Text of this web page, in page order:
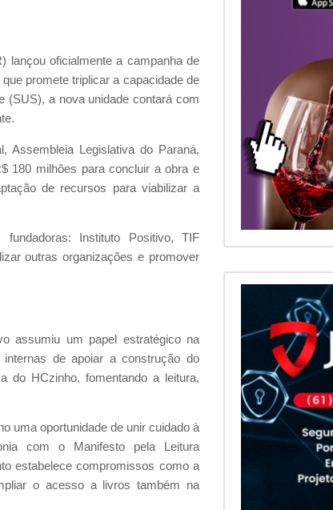
lançou oficialmente a campanha de
promete triplicar a capacidade de
(SUS), a nova unidade contará com
Legislativa do Paraná,
180 milhões para concluir a obra e
de recursos para viabilizar a
Instituto Positivo, TIF
outras organizações e promover
assumiu um papel estratégico na
de apoiar a construção do
do HCzinho, fomentando a leitura,
uma oportunidade de unir cuidado à
com o Manifesto pela Leitura
estabelece compromissos como a
o acesso a livros também na